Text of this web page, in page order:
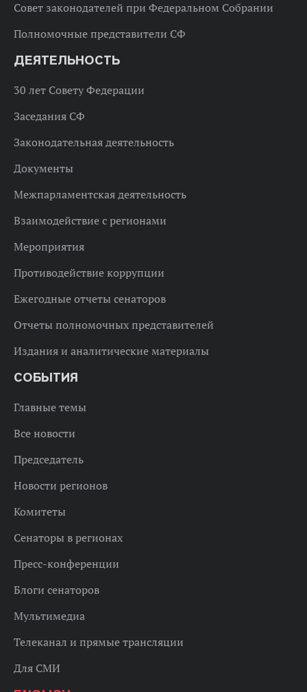
Совет законодателей при Федеральном Собрании
Полномочные представители СФ
ДЕЯТЕЛЬНОСТЬ
30 лет Совету Федерации
Заседания СФ
Законодательная деятельность
Документы
Межпарламентская деятельность
Взаимодействие с регионами
Мероприятия
Противодействие коррупции
Ежегодные отчеты сенаторов
Отчеты полномочных представителей
Издания и аналитические материалы
СОБЫТИЯ
Главные темы
Все новости
Председатель
Новости регионов
Комитеты
Сенаторы в регионах
Пресс-конференции
Блоги сенаторов
Мультимедиа
Телеканал и прямые трансляции
Для СМИ